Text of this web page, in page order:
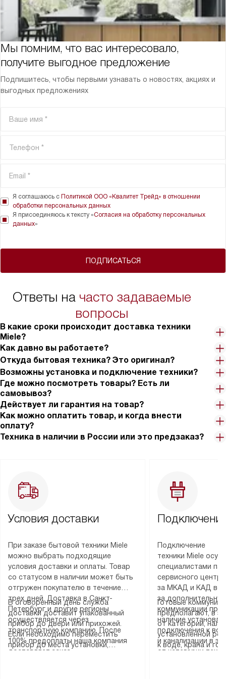
Мы помним, что вас интересовало,
получите выгодное предложение
Подпишитесь, чтобы первыми узнавать о новостях, акциях и
выгодных предложениях
ПОДПИСАТЬСЯ
Я соглашаюсь с Политикой ООО «Квалитет Трейд» в отношении
обработки персональных данных
Я присоединяюсь к тексту «Согласия на обработку персональных
данных»
Ответы на часто задаваемые
вопросы
В какие сроки происходит доставка техники
Miele?
Как давно вы работаете?
Откуда бытовая техника? Это оригинал?
Возможны установка и подключение техники?
Где можно посмотреть товары? Есть ли
самовывоз?
Действует ли гарантия на товар?
Как можно оплатить товар, и когда внести
оплату?
Техника в наличии в России или это предзаказ?
Условия доставки
При заказе бытовой техники Miele
можно выбрать подходящие
условия доставки и оплаты. Товар
со статусом в наличии может быть
отгружен покупателю в течение
трех дней. Доставка в Санкт-
Петербург и другие регионы
осуществляется через
транспортную компанию. После
100% предоплаты наша компания
доставляет заказ
В оговоренный день служба
доставки доставит упакованный
прибор до двери или прихожей.
Если необходимо переместить
прибор до места установки,
Подключение
техники Miele
специалистами
сервисного
за МКАД и КАД
за
коммуникации
наличие
подключения к
и канализации в
от категории
Готовые
предполагают, в
от категории,
установленной
к воде, крана и